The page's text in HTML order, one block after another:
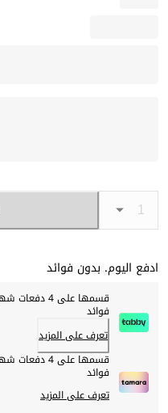
ادفع اليوم. بدون فوائد
قسمها على 4 دفعات شهرية بقيمة
فوائد
تعرف على المزيد
قسمها على 4 دفعات شهرية بقيمة
فوائد
تعرف على المزيد